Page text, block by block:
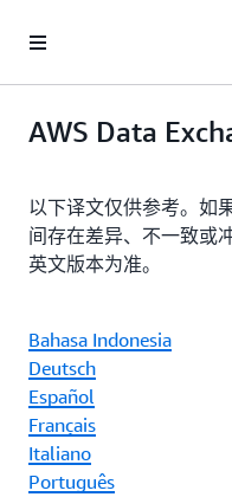
AWS Data
以下译文仅供参考。如
间存在差异、不一致或
英文版本为准。
Bahasa Indonesia
Deutsch
Español
Français
Italiano
Português